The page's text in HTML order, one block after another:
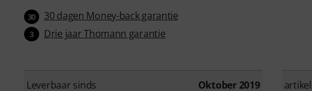
30 30 dagen Money-back garantie
3 Drie jaar Thomann garantie
Leverbaar sinds Oktober 2019